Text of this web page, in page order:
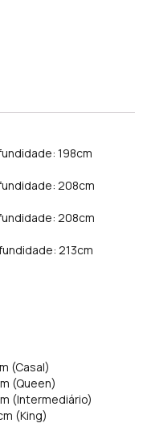
198cm
208cm
208cm
213cm
(Casal)
(Queen)
(Intermediário)
(King)